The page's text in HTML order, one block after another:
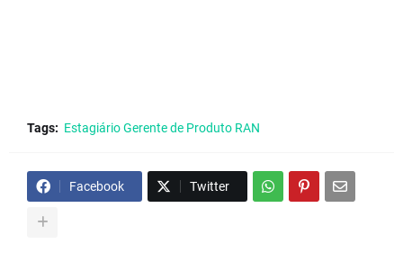
Tags: Estagiário Gerente de Produto RAN
Facebook Twitter